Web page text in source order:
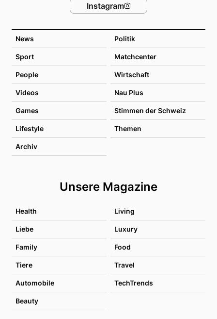
News Politik
Sport Matchcenter
People Wirtschaft
Videos Nau Plus
Games Stimmen der Schweiz
Lifestyle Themen
Archiv
Unsere Magazine
Health Living
Liebe Luxury
Family Food
Tiere Travel
Automobile TechTrends
Beauty
Instagram